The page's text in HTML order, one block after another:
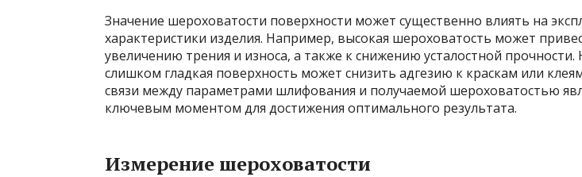
Значение шероховатости поверхности может существенно влиять на
характеристики изделия. Например, высокая шероховатость может
увеличению трения и износа, а также к снижению усталостной прочности.
слишком гладкая поверхность может снизить адгезию к краскам или
связи между параметрами шлифования и получаемой шероховатостью
ключевым моментом для достижения оптимального результата.
Измерение шероховатости